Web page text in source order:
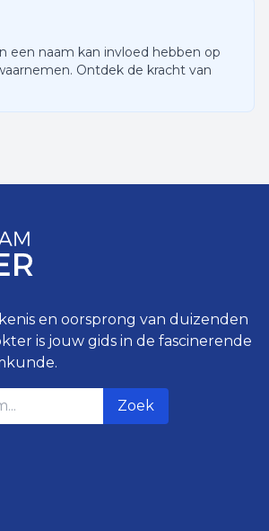
een naam kan invloed hebben op
Ontdek de kracht van
en oorsprong van duizenden
is jouw gids in de fascinerende
Zoek